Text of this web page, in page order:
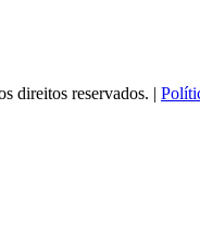
direitos reservados. |